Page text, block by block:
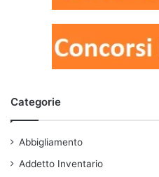
Categorie
Abbigliamento
Addetto Inventario